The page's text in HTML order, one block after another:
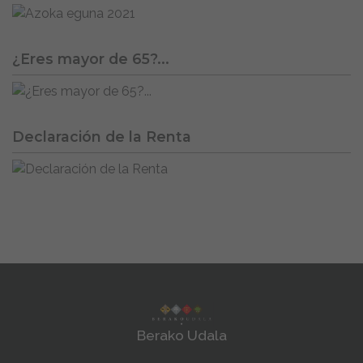
¿Eres mayor de 65?...
Declaración de la Renta
Berako Udala